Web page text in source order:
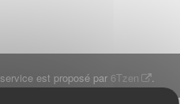
est proposé par 6Tzen .